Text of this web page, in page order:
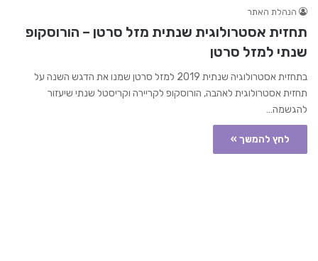
הנהלת האתר
תחזית אסטרולוגית שנתית מזל סרטן – הורוסקופ
שנתי למזל סרטן
בתחזית אסטרולוגיה שנתית 2019 למזל סרטן שמנו את הדגש השנה על
תחזית אסטרולוגית לאהבה, הורוסקופ לקריירה וקריסטל שנתי שיעזור
להגשמה…
לחץ להמשך »